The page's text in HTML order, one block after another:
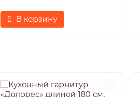
В корзину